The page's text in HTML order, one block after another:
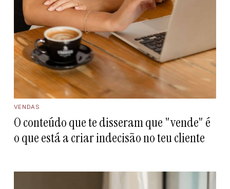
VENDAS
O conteúdo que te disseram que "vende" é
o que está a criar indecisão no teu cliente